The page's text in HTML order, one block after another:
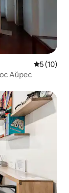
Средна
5 (10)
Айрес